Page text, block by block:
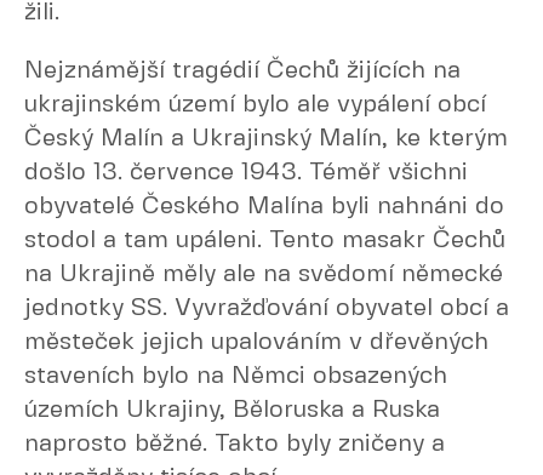
žili.
Nejznámější tragédií Čechů žijících na
ukrajinském území bylo ale vypálení obcí
Český Malín a Ukrajinský Malín, ke kterým
došlo 13. července 1943. Téměř všichni
obyvatelé Českého Malína byli nahnáni do
stodol a tam upáleni. Tento masakr Čechů
na Ukrajině měly ale na svědomí německé
jednotky SS. Vyvražďování obyvatel obcí a
městeček jejich upalováním v dřevěných
staveních bylo na Němci obsazených
územích Ukrajiny, Běloruska a Ruska
naprosto běžné. Takto byly zničeny a